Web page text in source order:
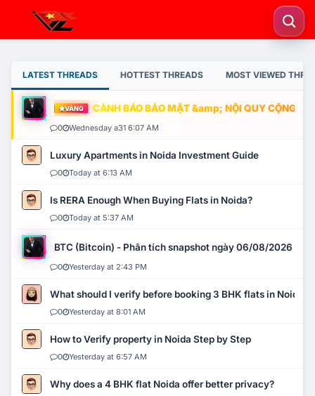
LATEST THREADS HOTTEST THREADS MOST VIEWED
VÀNG CẢNH BÁO BẢO MẬT &amp; NỘI QUY CỘNG
0 Wednesday a31 6:07 AM
Luxury Apartments in Noida Investment Guide
0 Today at 6:13 AM
Is RERA Enough When Buying Flats in Noida?
0 Today at 5:37 AM
BTC (Bitcoin) - Phân tích snapshot ngày 06/08/2026
0 Yesterday at 2:43 PM
What should I verify before booking 3 BHK flats in Noida?
0 Yesterday at 8:01 AM
How to Verify property in Noida Step by Step
0 Yesterday at 6:57 AM
Why does a 4 BHK flat Noida offer better privacy?